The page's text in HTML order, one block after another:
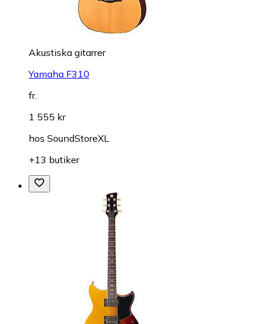
Akustiska gitarrer
Yamaha F310
fr.
1 555 kr
hos SoundStoreXL
+13 butiker